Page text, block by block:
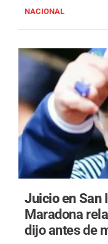
NACIONAL
Juicio en San
Maradona
dijo antes de